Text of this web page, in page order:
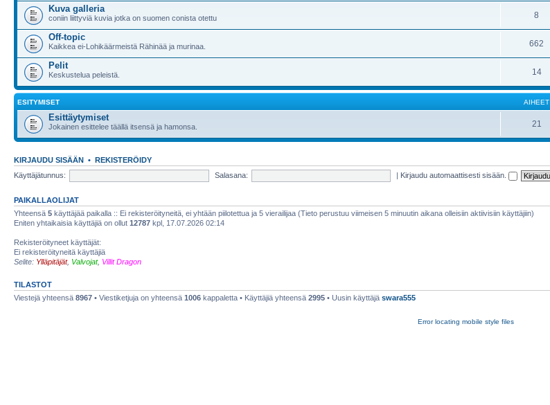
Kuva galleria
coniin liittyviä kuvia jotka on suomen conista otettu 8
Off-topic
Kaikkea ei-Lohikäärmeistä Rähinää ja murinaa. 662
Pelit
Keskustelua peleistä. 14
ESITYMISET AIHEET
Esittäytymiset
Jokainen esittelee täällä itsensä ja hamonsa. 21
KIRJAUDU SISÄÄN • REKISTERÖIDY
Käyttäjätunnus:
Salasana: | Kirjaudu automaattisesti sisään.
PAIKALLAOLIJAT
Yhteensä 5 käyttäjää paikalla :: Ei rekisteröityneitä, ei yhtään piilotettua ja 5 vierailijaa (Tieto perustuu viimeisen 5 minuutin aikana olleisiin aktiivisiin käyttäjiin)
Eniten yhtaikaisia käyttäjiä on ollut 12787 kpl, 17.07.2026 02:14
Rekisteröityneet käyttäjät:
Ei rekisteröityneitä käyttäjiä
Selite: Ylläpitäjät, Valvojat, Villit Dragon
TILASTOT
Viestejä yhteensä 8967 • Viestiketjuja on yhteensä 1006 kappaletta • Käyttäjiä yhteensä 2995 • Uusin käyttäjä swara555
Error locating mobile style files